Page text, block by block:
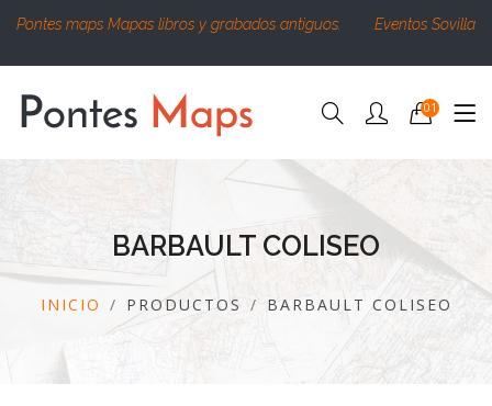
Pontes maps Mapas libros y grabados antiguos. Eventos Sovilla
01
BARBAULT COLISEO
INICIO PRODUCTOS BARBAULT COLISEO